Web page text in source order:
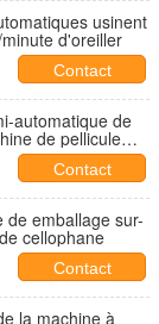
usinent
d'oreiller
Contact
automatique de
de pellicule
PE
Contact
de emballage sur-
cellophane
Contact
la machine à